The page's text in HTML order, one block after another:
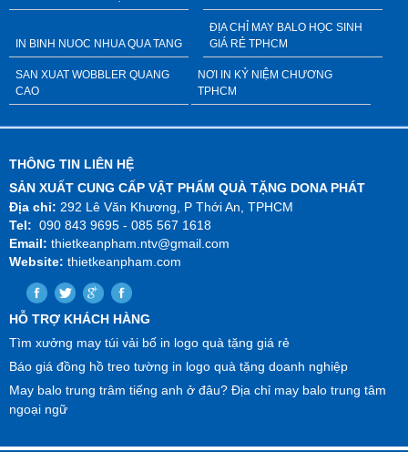
IN BINH NUOC NHUA QUA TANG
ĐỊA CHỈ MAY BALO HỌC SINH
GIÁ RẺ TPHCM
SAN XUAT WOBBLER QUANG
CAO
NƠI IN KỶ NIỆM CHƯƠNG
TPHCM
THÔNG TIN LIÊN HỆ
SẢN XUẤT CUNG CẤP VẬT PHẨM QUÀ TẶNG DONA PHÁT
Địa chỉ: 292 Lê Văn Khương, P Thới An, TPHCM
Tel: 090 843 9695 - 085 567 1618
Email: thietkeanpham.ntv@gmail.com
Website: thietkeanpham.com
HỖ TRỢ KHÁCH HÀNG
Tìm xưởng may túi vải bố in logo quà tặng giá rẻ
Báo giá đồng hồ treo tường in logo quà tặng doanh nghiệp
May balo trung trâm tiếng anh ở đâu? Địa chỉ may balo trung tâm
ngoại ngữ